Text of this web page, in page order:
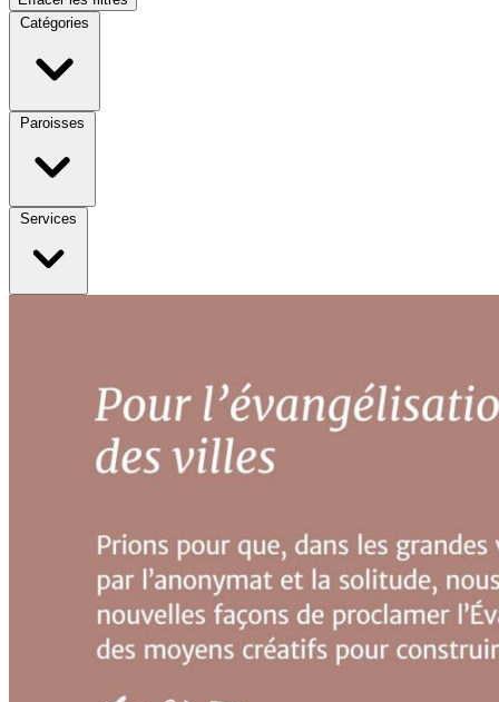
Catégories
Paroisses
Services